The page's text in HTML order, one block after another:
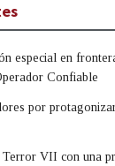
especial en
Confiable
por
VII con una